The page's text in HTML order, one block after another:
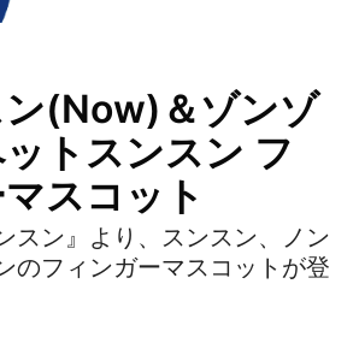
ン(Now)＆ゾンゾ
トスンスン フ
スコット
スン』より、スンスン、ノン
のフィンガーマスコットが登